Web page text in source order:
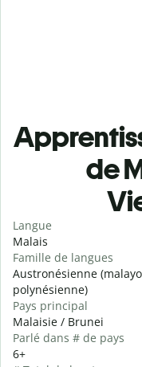
de
Langue
Malais
Famille de langues
Austronésienne
polynésienne)
Pays principal
Malaisie / Brunei
Parlé dans # de pays
6+